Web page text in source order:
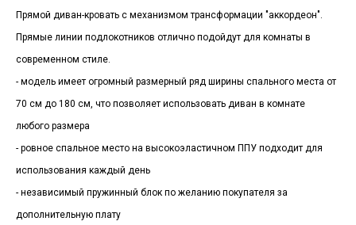
Прямой диван-кровать с механизмом трансформации "аккордеон".
Прямые линии подлокотников отлично подойдут для комнаты в
современном стиле.
- модель имеет огромный размерный ряд ширины спального места от
70 см до 180 см, что позволяет использовать диван в комнате
любого размера
- ровное спальное место на высокоэластичном ППУ подходит для
использования каждый день
- независимый пружинный блок по желанию покупателя за
дополнительную плату